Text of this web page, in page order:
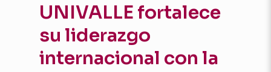
UNIVALLE fortalece
su liderazgo
internacional con la